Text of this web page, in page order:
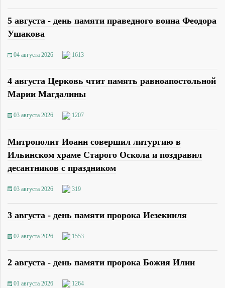
5 августа - день памяти праведного воина Феодора
Ушакова
04 августа 2026 1613
4 августа Церковь чтит память равноапостольной
Марии Магдалины
03 августа 2026 1207
Митрополит Иоанн совершил литургию в
Ильинском храме Старого Оскола и поздравил
десантников с праздником
03 августа 2026 319
3 августа - день памяти пророка Иезекииля
02 августа 2026 1553
2 августа - день памяти пророка Божия Илии
01 августа 2026 1264